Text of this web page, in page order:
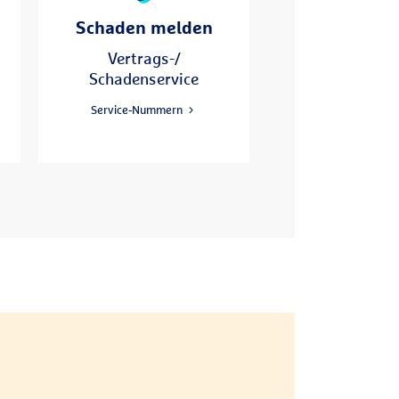
Schaden melden
Vertrags-/
Schadenservice
Service-Nummern
Schadenservice
0800 5331111
Vertragsservice
0800 5331112